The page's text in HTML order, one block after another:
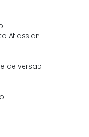
Atlassian
de versão